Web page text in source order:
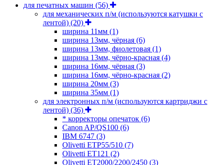
для печатных машин (56)
для механических п/м (используются катушки с
лентой) (20)
ширина 11мм (1)
ширина 13мм, чёрная (6)
ширина 13мм, фиолетовая (1)
ширина 13мм, чёрно-красная (4)
ширина 16мм, чёрная (3)
ширина 16мм, чёрно-красная (2)
ширина 20мм (3)
ширина 35мм (1)
для электронных п/м (используются картриджи с
лентой) (36)
* корректоры опечаток (6)
Canon AP/QS100 (6)
IBM 6747 (3)
Olivetti ETP55/510 (7)
Olivetti ET121 (2)
Olivetti ET2000/2200/2450 (3)